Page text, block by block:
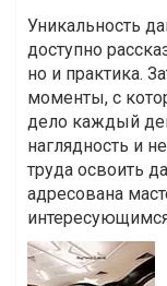
Уникальность
доступно
но и практика.
моменты, с
дело каждый
наглядность и
труда освоить
адресована